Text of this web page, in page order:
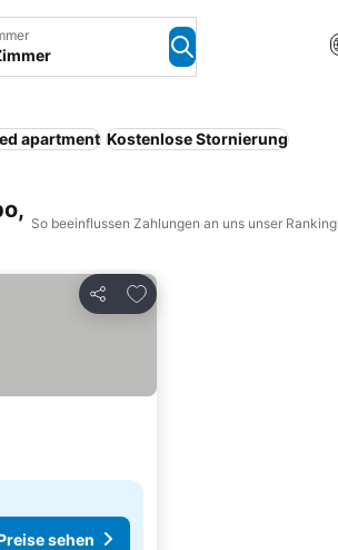
apartment Kostenlose Stornierung
So beeinflussen Zahlungen an uns unser Ranking
Teilen
Zu Favoriten hinzufügen
sehen